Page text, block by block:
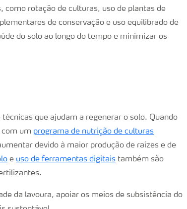
rotação de culturas, uso de plantas de
de conservação e uso equilibrado de
do solo ao longo do tempo e minimizar os
que ajudam a regenerar o solo. Quando
com um programa de nutrição de culturas
devido à maior produção de raízes e de
e uso de ferramentas digitais também são
da lavoura, apoiar os meios de subsistência do